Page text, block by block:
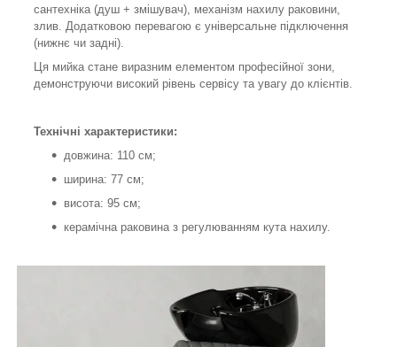
сантехніка (душ + змішувач), механізм нахилу раковини,
злив. Додатковою перевагою є універсальне підключення
(нижнє чи задні).
Ця мийка стане виразним елементом професійної зони,
демонструючи високий рівень сервісу та увагу до клієнтів.
Технічні характеристики:
довжина: 110 см;
ширина: 77 см;
висота: 95 см;
керамічна раковина з регулюванням кута нахилу.